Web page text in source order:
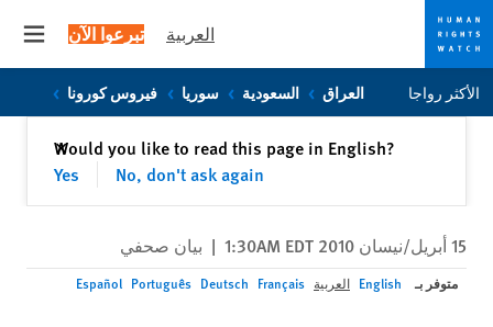
Skip
to
Skip
to
العربية تبرعوا الآن
الأكثر رواجا العراق السعودية سوريا فيروس كورونا
Would you like to read this page in English?
Yes
No, don't ask again
✕إغلاق
15 أبريل/نيسان 2010 1:30AM EDT | بيان صحفي
متوفر بـ English العربية Français
Deutsch
Português
Español